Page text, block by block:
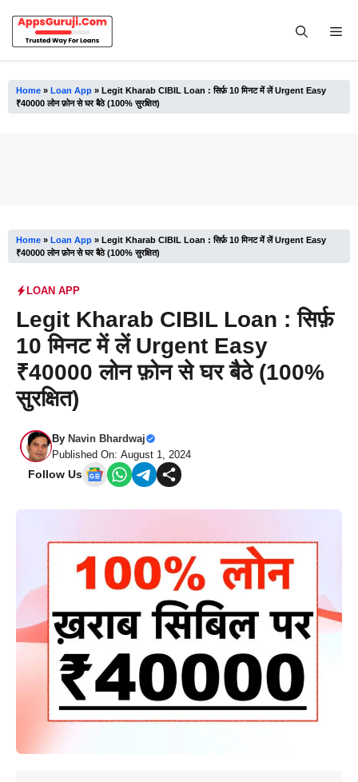
content
Home » Loan App » Legit Kharab CIBIL Loan : सिर्फ़ 10 मिनट में लें Urgent Easy
₹40000 लोन फ़ोन से घर बैठे (100% सुरक्षित)
Home » Loan App » Legit Kharab CIBIL Loan : सिर्फ़ 10 मिनट में लें Urgent Easy
₹40000 लोन फ़ोन से घर बैठे (100% सुरक्षित)
LOAN APP
Legit Kharab CIBIL Loan : सिर्फ़
10 मिनट में लें Urgent Easy
₹40000 लोन फ़ोन से घर बैठे (100%
सुरक्षित)
By Navin Bhardwaj
Published On: August 1, 2024
Follow Us